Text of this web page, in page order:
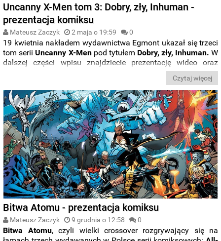
Uncanny X-Men tom 3: Dobry, zły, Inhuman -
prezentacja komiksu
Mateusz Zaczyk 2 maja o 19:59 0
19 kwietnia nakładem wydawnictwa Egmont ukazał się trzeci
tom seriiUncanny X-Menpod tytułem Dobry, zły, Inhuman.W
dalszej części wpisu znajdziecie prezentację wideo oraz
Czytaj więcej
Bitwa Atomu - prezentacja komiksu
Mateusz Zaczyk 9 grudnia o 12:58 0
Bitwa Atomu, czyli wielki crossover rozgrywający się na